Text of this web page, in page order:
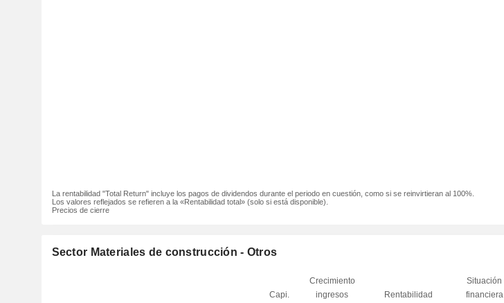
La rentabilidad "Total Return" incluye los pagos de dividendos durante el periodo en cuestión, como si se reinvirtieran al 100%.
Los valores reflejados se refieren a la «Rentabilidad total» (solo si está disponible).
Precios de cierre
Sector Materiales de construcción - Otros
Capi.
Crecimiento
ingresos
Rentabilidad
Situación
financiera